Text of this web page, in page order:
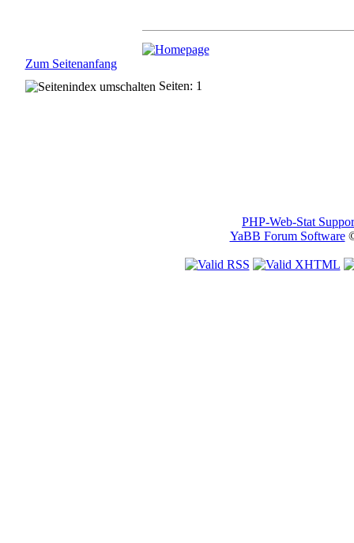
Zum Seitenanfang
Seiten: 1
PHP-Web-Stat
YaBB Forum Software©